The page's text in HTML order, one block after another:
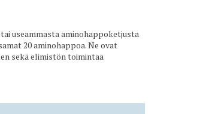
useammasta aminohappoketjusta
20 aminohappoa. Ne ovat
sekä elimistön toimintaa